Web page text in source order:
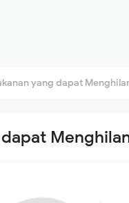
yang dapat